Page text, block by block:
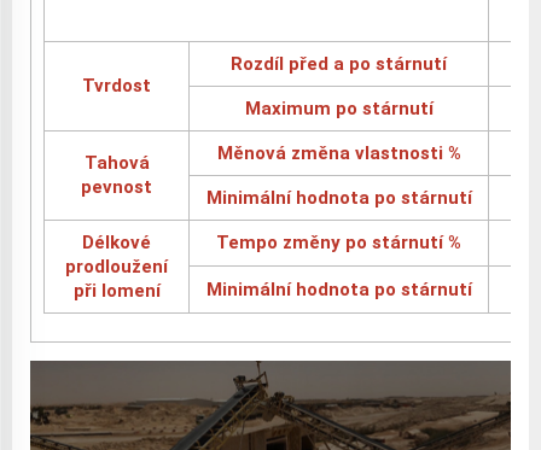
Tvrdost
Rozdíl před a po stárnutí
Maximum po stárnutí
Tahová
pevnost
Měnová změna vlastnosti %
Minimální hodnota po stárnutí
Délkové
prodloužení
při lomení
Tempo změny po stárnutí %
Minimální hodnota po stárnutí